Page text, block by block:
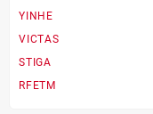
YINHE
VICTAS
STIGA
RFETM